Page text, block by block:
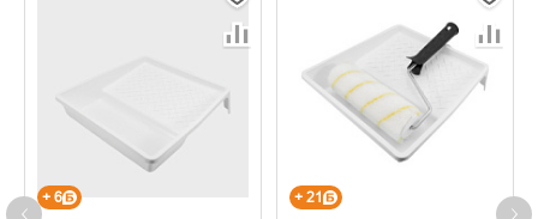
+ 6 + 21